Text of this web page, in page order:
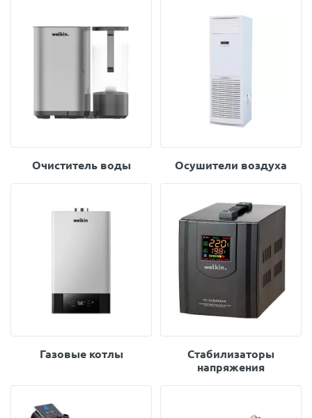
Очиститель воды Осушители воздуха
Газовые котлы
Стабилизаторы
напряжения